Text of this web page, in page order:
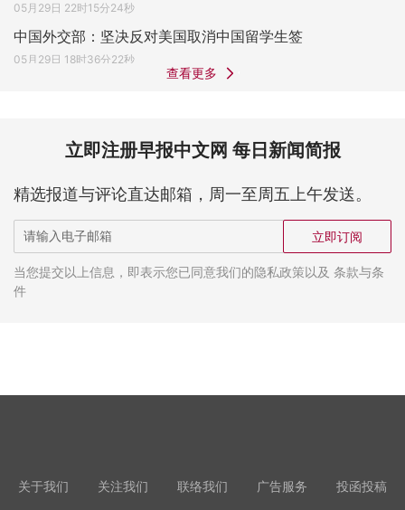
05月29日 22时15分24秒
中国外交部：坚决反对美国取消中国留学生签
05月29日 18时36分22秒
查看更多
立即注册早报中文网 每日新闻简报
精选报道与评论直达邮箱，周一至周五上午发送。
立即订阅
当您提交以上信息，即表示您已同意我们的隐私政策以及 条款与条
件
关于我们 关注我们 联络我们 广告服务 投函投稿